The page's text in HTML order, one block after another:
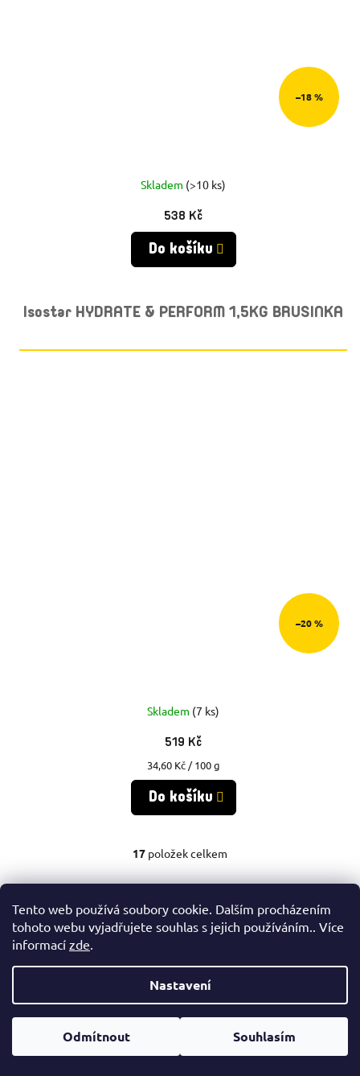
Tento web používá soubory cookie. Dalším procházením
tohoto webu vyjadřujete souhlas s jejich používáním.. Více
informací zde.
Nastavení
Odmítnout Souhlasím
–18 %
Skladem (>10 ks)
538 Kč
Do košíku
Isostar HYDRATE & PERFORM 1,5KG BRUSINKA
–20 %
Skladem (7 ks)
519 Kč
Měrná
cena:
34,60 Kč / 100 g
Do košíku
O
V
L
D
A
C
Í
17 položek celkem